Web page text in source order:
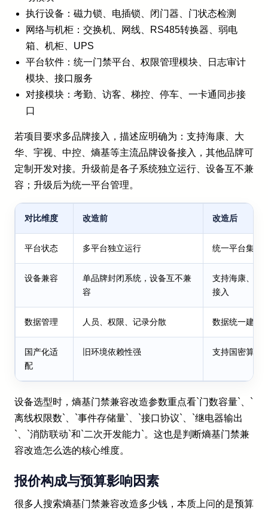
执行设备：磁力锁、电插锁、闭门器、门状态检测
网络与机柜：交换机、网线、RS485转换器、弱电
箱、机柜、UPS
平台软件：统一门禁平台、权限管理模块、日志审计
模块、接口服务
对接模块：考勤、访客、梯控、停车、一卡通同步接
口
若项目要求多品牌接入，描述应明确为：支持海康、大
华、宇视、中控、熵基等主流品牌设备接入，其他品牌可
定制开发对接。升级前是各子系统独立运行、设备互不兼
容；升级后为统一平台管理。
对比维度 改造前 改造后
平台状态 多平台独立运行 统一平台集中
设备兼容
单品牌封闭系统，设备互不兼
容
支持海康、大
接入
数据管理 人员、权限、记录分散 数据统一建模
国产化适
配
旧环境依赖性强 支持国密算法
设备选型时，熵基门禁兼容改造参数重点看`门数容量`、`
离线权限数`、`事件存储量`、`接口协议`、`继电器输出
`、`消防联动`和`二次开发能力`。这也是判断熵基门禁兼
容改造怎么选的核心维度。
报价构成与预算影响因素
很多人搜索熵基门禁兼容改造多少钱，本质上问的是预算